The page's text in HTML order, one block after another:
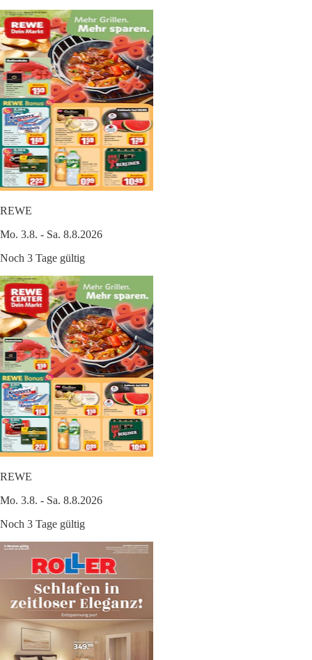
REWE
Mo. 3.8. - Sa. 8.8.2026
Noch 3 Tage gültig
REWE
Mo. 3.8. - Sa. 8.8.2026
Noch 3 Tage gültig